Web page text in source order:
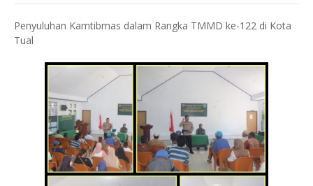
Penyuluhan Kamtibmas dalam Rangka TMMD ke-122 di Kota
Tual